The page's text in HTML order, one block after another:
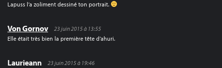
Lapuss l’a zoliment dessiné ton portrait.
Von Gornov
23 juin 2015 à 13:55
Elle était très bien la première tête d’ahuri.
Laurieann
23 juin 2015 à 19:46